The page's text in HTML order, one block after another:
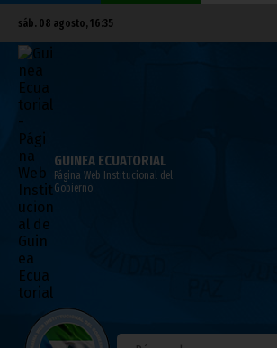
sáb. 08 agosto, 16:35
GUINEA ECUATORIAL
Página Web Institucional del
Gobierno
“Teresa”, el primer
realizado por la Biblioteca
historia basada en hechos
agosto 08, 2010